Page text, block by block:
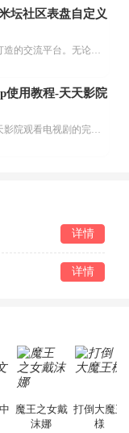
坛社区表盘自定义
米坛社区是专为钟表爱好者打造的交流平台。无论你是初涉钟表领域的普通爱好者，还是拥有多年收藏经验的资深玩家，都能在此找到属于自己的天地。 无需注册，就能轻松参与其中。通过专业的讨论论坛与丰富的交互功能，你可与世界各地的钟表爱好者畅快交流。若你钟情于钟表，米坛社区无疑是值得一试的理想之选。在这里，你能获取最新的手表资讯，交流见解，提升鉴赏品味，让每一块手表都成为收藏故事中重要的一部分。感兴趣的朋友，不要错过下载机会。...
使用教程-天天影院
不少影视爱好者都在探寻天天影院观看电视剧的完整方法，结合最新平台使用规则，本篇新手入门攻略全面讲解观看渠道、检索流程、播放设置以及画面模式调整等实用内容。全文适配手机、电脑等主流设备，步骤简洁易懂，无论是初次使用的新手，还是想要优化观影体验的用户，都能参照内容快速上手，熟练掌握平台各项操作技巧，轻松畅享影视内容。...
详情
详情
魔王之女戴
沫娜
打倒大魔王
様